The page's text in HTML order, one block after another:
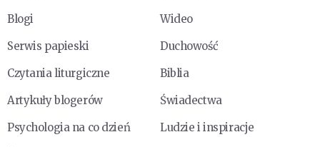
Blogi
Wideo
Serwis papieski
Duchowość
Czytania liturgiczne
Biblia
Artykuły blogerów
Świadectwa
Psychologia na co dzień
Ludzie i inspiracje